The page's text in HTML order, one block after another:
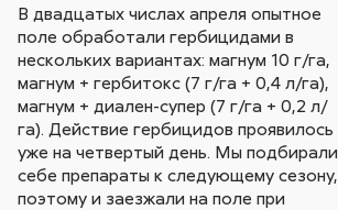
В двадцатых числах апреля опытное
поле обработали гербицидами в
нескольких вариантах: магнум 10 г/га,
магнум + гербитокс (7 г/га + 0,4 л/га),
магнум + диален-супер (7 г/га + 0,2 л/
га). Действие гербицидов проявилось
уже на четвертый день. Мы подбирали
себе препараты к следующему сезону,
поэтому и заезжали на поле при